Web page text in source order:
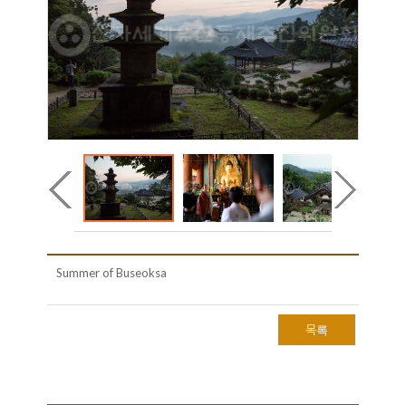
Summer of Buseoksa
목록